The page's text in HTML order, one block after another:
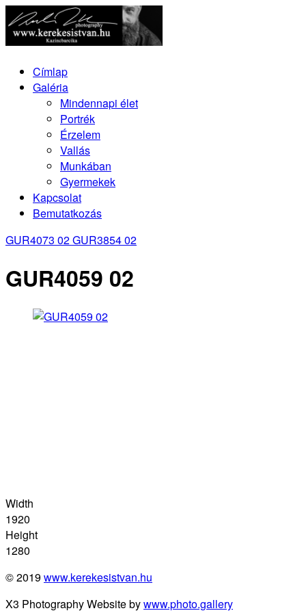
Címlap
Galéria
Mindennapi élet
Portrék
Érzelem
Vallás
Munkában
Gyermekek
Kapcsolat
Bemutatkozás
GUR4073 02GUR3854 02
GUR4059 02
Width
1920
Height
1280
© 2019www.kerekesistvan.hu
X3 Photography Website bywww.photo.gallery